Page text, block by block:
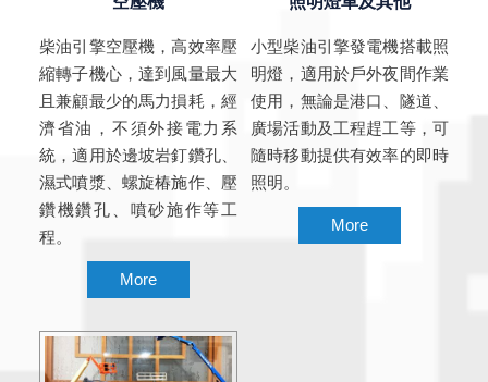
柴油引擎空壓機，高效率壓
縮轉子機心，達到風量最大
且兼顧最少的馬力損耗，經
濟省油，不須外接電力系
統，適用於邊坡岩釘鑽孔、
濕式噴漿、螺旋椿施作、壓
鑽機鑽孔、噴砂施作等工
程。
More
小型柴油引擎發電機搭載照
明燈，適用於戶外夜間作業
使用，無論是港口、隧道、
廣場活動及工程趕工等，可
隨時移動提供有效率的即時
照明。
More